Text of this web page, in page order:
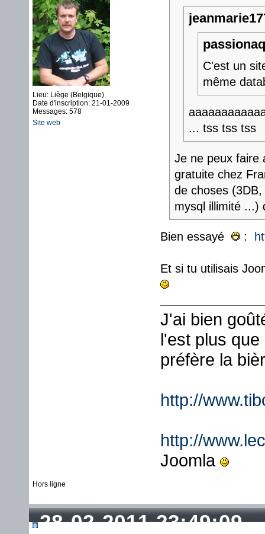
Lieu: Liège (Belgique)
Date d'inscription: 21-01-2009
Messages: 578
Site web
C'est un
même
... tss tss tss
Je ne peux faire
gratuite chez
de choses
mysql illimité ...)
Bien essayé :
Et si tu utilisais
J'ai bien
l'est plus
préfère la
http://
http://
Joomla
Hors ligne
28-02-2011 23:49:09